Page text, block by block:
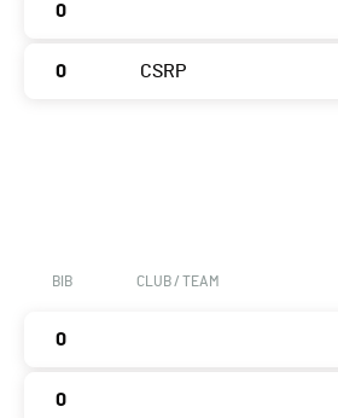
0
0 CSRP
BIB CLUB / TEAM
0
0